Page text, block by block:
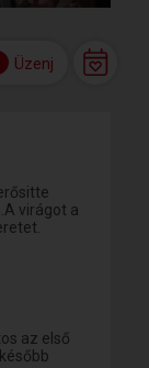
Üzenj
virágot a
az első